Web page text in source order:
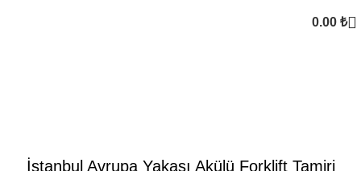
0.00 ₺
İstanbul Avrupa Yakası Akülü Forklift Tamiri